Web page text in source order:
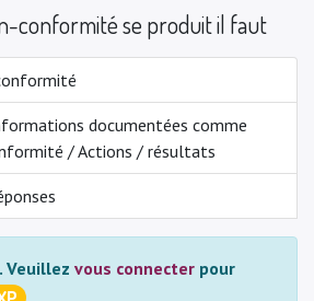
conformité se produit il faut
documentées comme
/ Actions / résultats
Veuillez vous connecter pour